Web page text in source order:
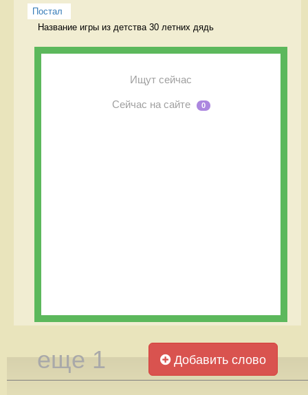
Постал
Название игры из детства 30 летних дядь
Ищут сейчас
Сейчас на сайте 0
еще 1 Добавить слово